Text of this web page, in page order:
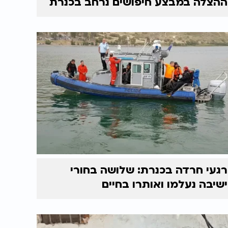
רגעי חרדה בכנרת: שלושה בחורי
ישיבה נעלמו ואותרו בחיים